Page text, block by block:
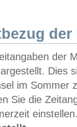
der
der
Dies
im Sommer
Sie die